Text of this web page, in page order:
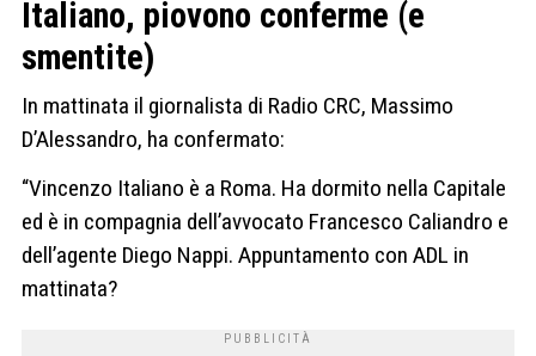
Italiano, piovono conferme (e
smentite)
In mattinata il giornalista di Radio CRC, Massimo
D’Alessandro, ha confermato:
“Vincenzo Italiano è a Roma. Ha dormito nella Capitale
ed è in compagnia dell’avvocato Francesco Caliandro e
dell’agente Diego Nappi. Appuntamento con ADL in
mattinata?